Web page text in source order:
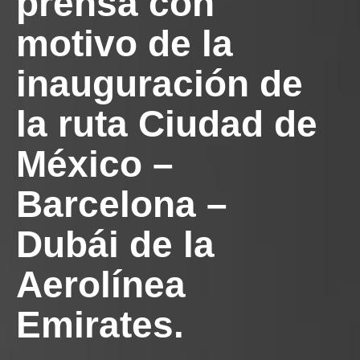
motivo de la
inauguración de
la ruta Ciudad de
México –
Barcelona –
Dubái de la
Aerolínea
Emirates.